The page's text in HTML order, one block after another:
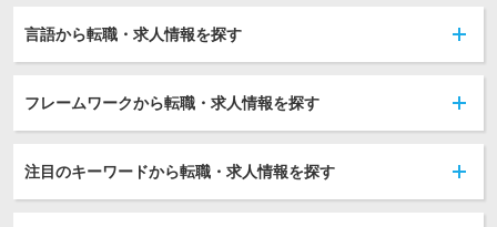
言語から転職・求人情報を探す
フレームワークから転職・求人情報を探す
注目のキーワードから転職・求人情報を探す